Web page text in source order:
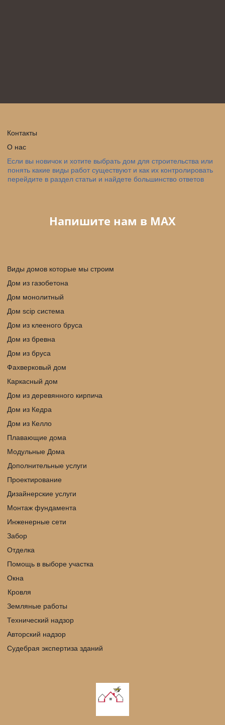
Контакты
О нас
Если вы новичок и хотите выбрать дом для строительства или
понять какие виды работ существуют и как их контролировать
перейдите в раздел статьи и найдете большинство ответов
Напишите нам в МАX
Виды домов которые мы строим
Дом из газобетона
Дом монолитный
Дом scip cистема
Дом из клееного бруса
Дом из бревна
Дом из бруса
Фахверковый дом
Каркасный дом
Дом из деревянного кирпича
Дом из Кедра
Дом из Келло
Плавающие дома
Модульные Дома
Дополнительные услуги
Проектирование
Дизайнерские услуги
Монтаж фундамента
Инженерные сети
Забор
Отделка
Помощь в выборе участка
Окна
Кровля
Земляные работы
Технический надзор
Авторский надзор
Судебрая экспертиза зданий